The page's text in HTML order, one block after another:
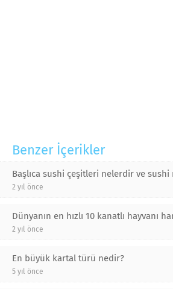
Benzer İçerikler
Başlıca sushi çeşitleri nelerdir ve sushi
2 yıl önce
Dünyanın en hızlı 10 kanatlı hayvanı
2 yıl önce
En büyük kartal türü nedir?
5 yıl önce